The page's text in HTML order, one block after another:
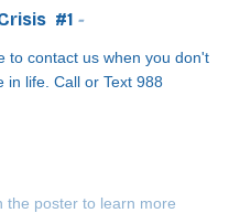
#1 -
to contact us when you don't
in life. Call or Text 988
the poster to learn more